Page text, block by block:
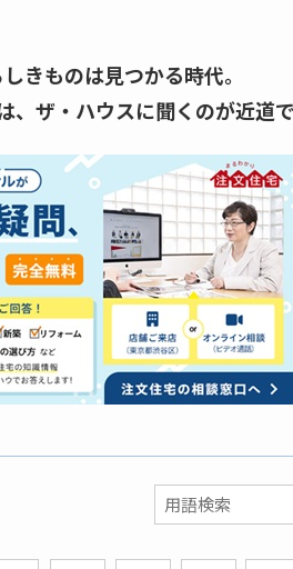
きものは見つかる時代。
ザ・ハウスに聞くのが近道